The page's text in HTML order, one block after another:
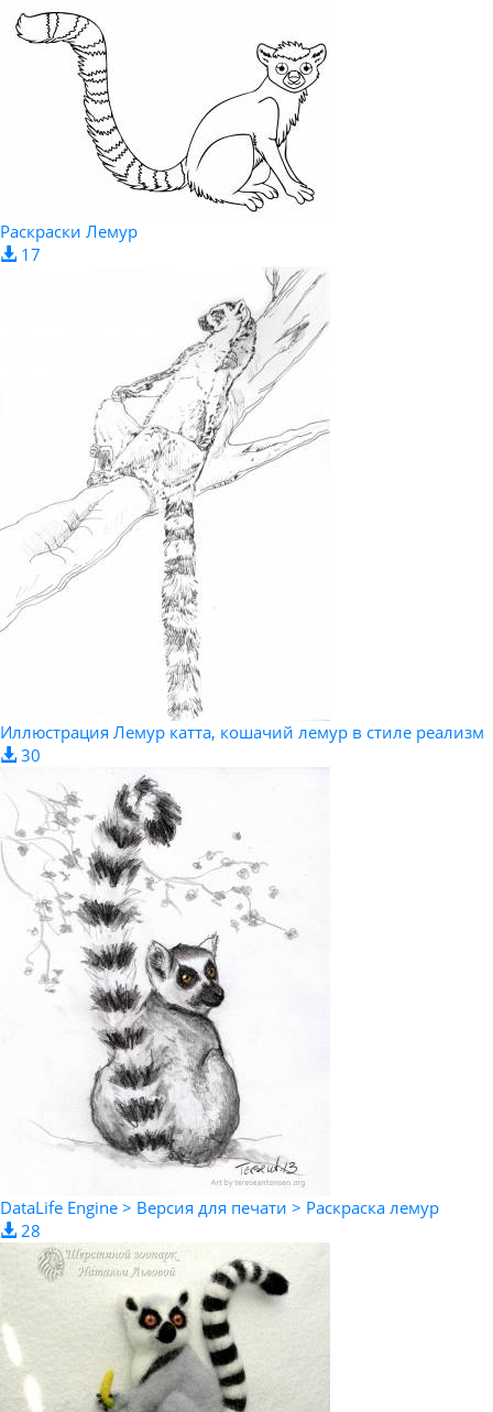
Раскраски Лемур
17
Иллюстрация Лемур катта, кошачий лемур в стиле реализм
30
DataLife Engine > Версия для печати > Раскраска лемур
28